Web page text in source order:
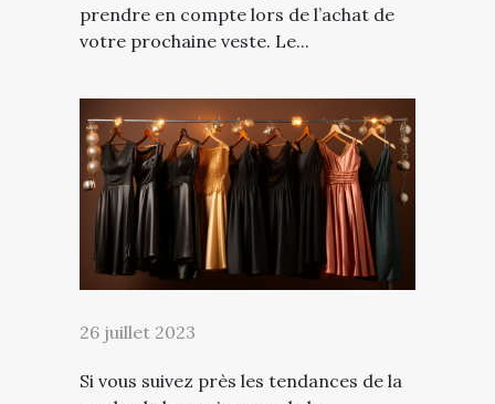
prendre en compte lors de l’achat de
votre prochaine veste. Le...
26 juillet 2023
Si vous suivez près les tendances de la